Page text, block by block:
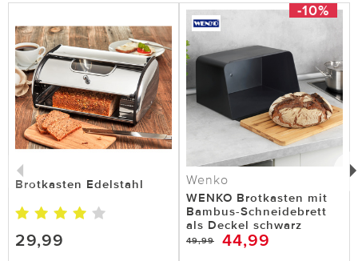
Brotkasten Edelstahl
29,99
-10%
Wenko
WENKO Brotkasten mit
Bambus-Schneidebrett
als Deckel schwarz
49,99 44,99